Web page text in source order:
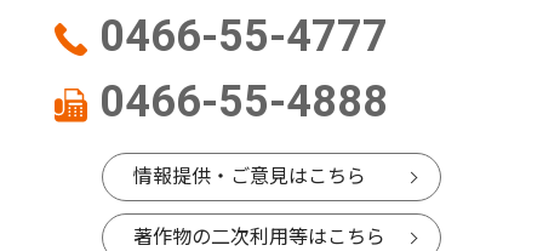
0466-55-4777
0466-55-4888
情報提供・ご意見はこちら
著作物の二次利用等はこちら